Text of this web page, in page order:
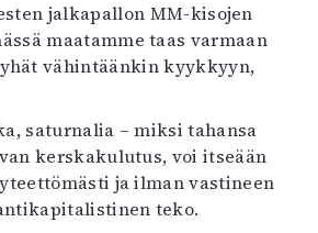
jalkapallon MM-kisojen
maatamme taas varmaan
vähintäänkin kyykkyyn,
saturnalia – miksi tahansa
kerskakulutus, voi itseään
ja ilman vastineen
teko.